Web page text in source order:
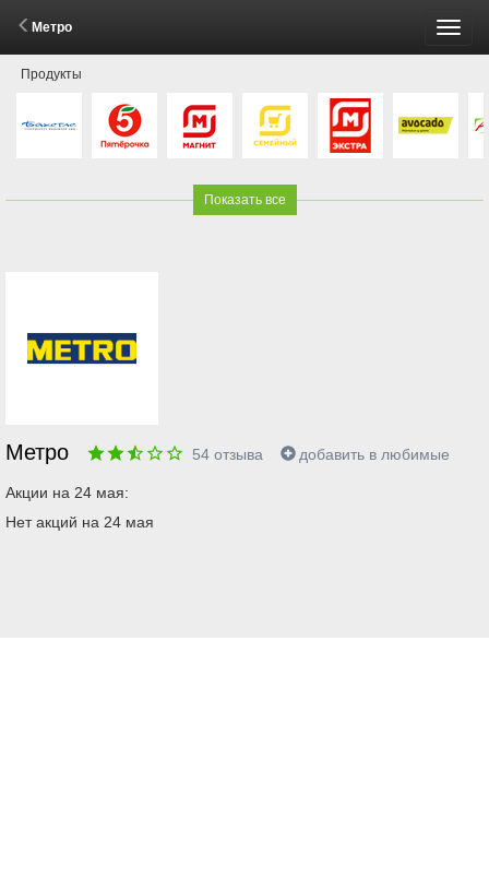
Метро
Продукты
Показать все
Метро 54 отзыва добавить в любимые
Акции на 24 мая:
Нет акций на 24 мая